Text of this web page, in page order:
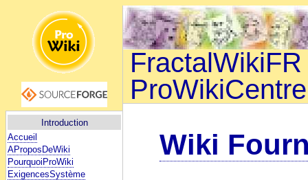
Introduction
Accueil
AProposDeWiki
PourquoiProWiki
ExigencesSystème
FractalWikiFR
ProWikiCentre
Wiki